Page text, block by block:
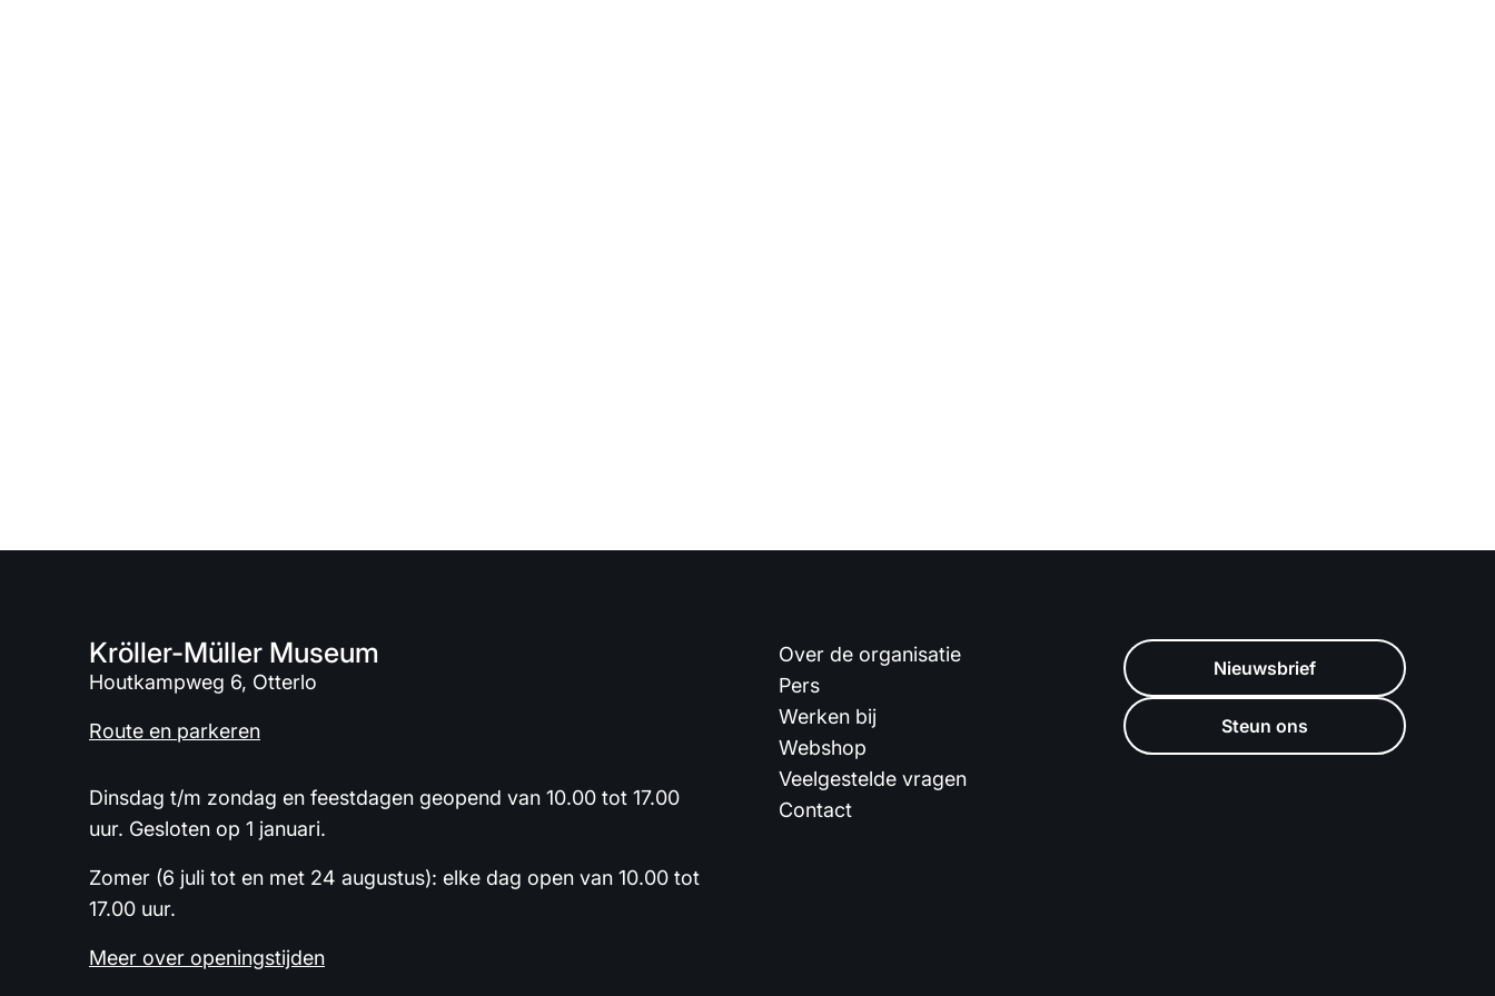
Kröller-Müller Museum
Houtkampweg 6, Otterlo
Route en parkeren
Dinsdag t/m zondag en feestdagen geopend van 10.00 tot 17.00
uur. Gesloten op 1 januari.
Zomer (6 juli tot en met 24 augustus): elke dag open van 10.00 tot
17.00 uur.
Meer over openingstijden
Over de organisatie
Pers
Werken bij
Webshop
Veelgestelde vragen
Contact
Nieuwsbrief
Steun ons